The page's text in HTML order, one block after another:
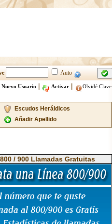
Auto
Nuevo Usuario | Activar| Olvidé Clave
Escudos Heráldicos
Añadir Apellido
/ 900 Llamadas Gratuitas